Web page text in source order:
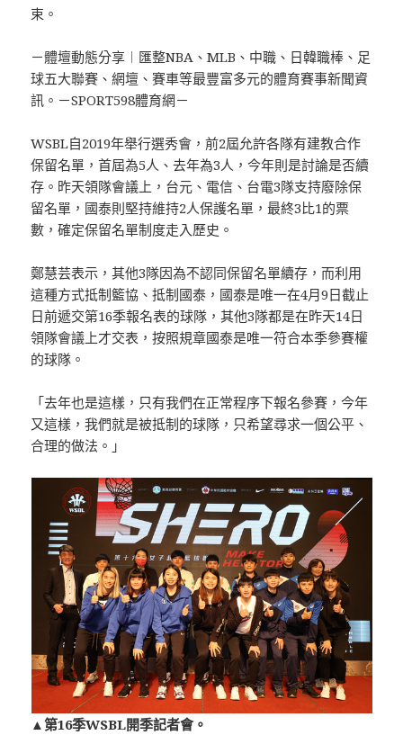
束。
－體壇動態分享︱匯整NBA、MLB、中職、日韓職棒、足
球五大聯賽、網壇、賽車等最豐富多元的體育賽事新聞資
訊。－SPORT598體育網－
WSBL自2019年舉行選秀會，前2屆允許各隊有建教合作
保留名單，首屆為5人、去年為3人，今年則是討論是否續
存。昨天領隊會議上，台元、電信、台電3隊支持廢除保
留名單，國泰則堅持維持2人保護名單，最終3比1的票
數，確定保留名單制度走入歷史。
鄭慧芸表示，其他3隊因為不認同保留名單續存，而利用
這種方式抵制籃協、抵制國泰，國泰是唯一在4月9日截止
日前遞交第16季報名表的球隊，其他3隊都是在昨天14日
領隊會議上才交表，按照規章國泰是唯一符合本季參賽權
的球隊。
「去年也是這樣，只有我們在正常程序下報名參賽，今年
又這樣，我們就是被抵制的球隊，只希望尋求一個公平、
合理的做法。」
▲第16季WSBL開季記者會。